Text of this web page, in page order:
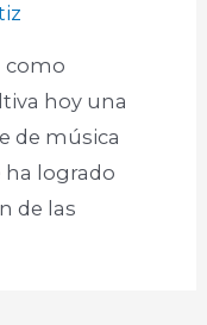
como
hoy una
de música
ha logrado
de las